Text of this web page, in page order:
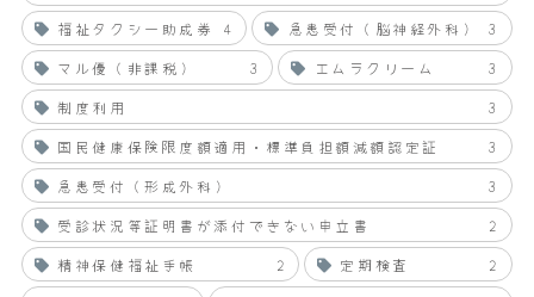
福祉タクシー助成券
4 急患受付（脳神経外科）
3
マル優（非課税）
3 エムラクリーム
3
制度利用
3
国民健康保険限度額適用・標準負担額減額認定証
3
急患受付（形成外科）
3
受診状況等証明書が添付できない申立書
2
精神保健福祉手帳
2 定期検査
2